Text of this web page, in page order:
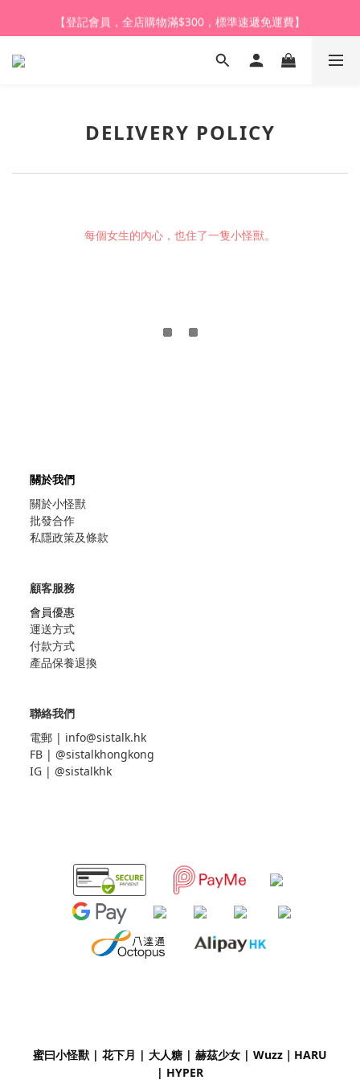
【登記會員，全店購物滿$1,000，即享全單95折】
【登記會員，全店購物滿$300，標準速遞免運費】
【購買任何產品，9折體驗價換購HARU皇牌潤滑液】
DELIVERY POLICY
每個女生的內心，也住了一隻小怪獸。
關於我們
關於小怪獸
批發合作
私隱政策及條款
顧客服務
會員優惠
運送方式
付款方式
產品保養退換
聯絡我們
電郵 | info@sistalk.hk
FB | @sistalkhongkong
IG | @sistalkhk
蜜曰小怪獸 | 花下月 | 大人糖 | 赫茲少女 | Wuzz｜ HARU
| HYPER